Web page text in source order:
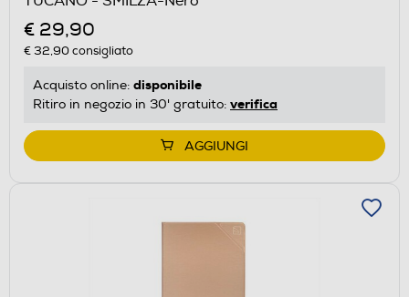
€ 29,90
€ 32,90consigliato
Acquisto online: disponibile
Ritiro in negozio in 30' gratuito: verifica
AGGIUNGI